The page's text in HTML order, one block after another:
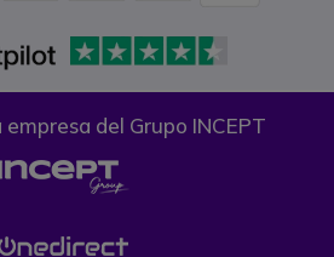
del Grupo INCEPT